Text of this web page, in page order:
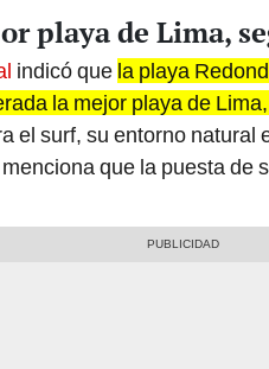
playa de Lima,
indicó que la playa
la mejor playa de
el surf, su entorno natural
que la puesta de